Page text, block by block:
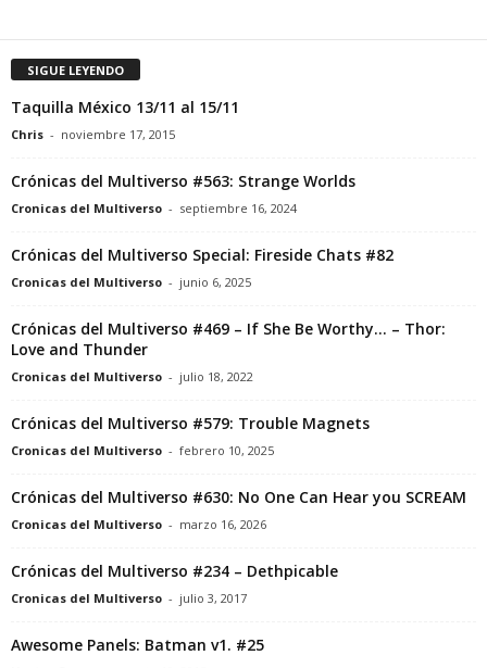
SIGUE LEYENDO
Taquilla México 13/11 al 15/11
Chris - noviembre 17, 2015
Crónicas del Multiverso #563: Strange Worlds
Cronicas del Multiverso - septiembre 16, 2024
Crónicas del Multiverso Special: Fireside Chats #82
Cronicas del Multiverso - junio 6, 2025
Crónicas del Multiverso #469 – If She Be Worthy… – Thor:
Love and Thunder
Cronicas del Multiverso - julio 18, 2022
Crónicas del Multiverso #579: Trouble Magnets
Cronicas del Multiverso - febrero 10, 2025
Crónicas del Multiverso #630: No One Can Hear you SCREAM
Cronicas del Multiverso - marzo 16, 2026
Crónicas del Multiverso #234 – Dethpicable
Cronicas del Multiverso - julio 3, 2017
Awesome Panels: Batman v1. #25